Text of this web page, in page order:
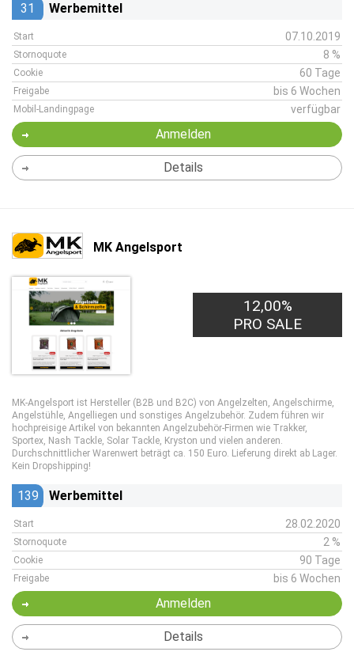
31 Werbemittel
Start 07.10.2019
Stornoquote 8 %
Cookie 60 Tage
Freigabe bis 6 Wochen
Mobil-Landingpage verfügbar
Anmelden
Details
MK Angelsport
12,00%
PRO SALE
MK-Angelsport ist Hersteller (B2B und B2C) von Angelzelten, Angelschirme,
Angelstühle, Angelliegen und sonstiges Angelzubehör. Zudem führen wir
hochpreisige Artikel von bekannten Angelzubehör-Firmen wie Trakker,
Sportex, Nash Tackle, Solar Tackle, Kryston und vielen anderen.
Durchschnittlicher Warenwert beträgt ca. 150 Euro. Lieferung direkt ab Lager.
Kein Dropshipping!
139 Werbemittel
Start 28.02.2020
Stornoquote 2 %
Cookie 90 Tage
Freigabe bis 6 Wochen
Anmelden
Details